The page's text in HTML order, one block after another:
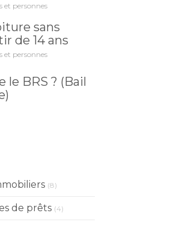
et personnes
sans
de 14 ans
et personnes
le BRS ? (Bail
(8)
de prêts (4)